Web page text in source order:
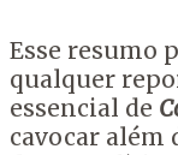
Esse resumo
qualquer
essencial de
cavocar além